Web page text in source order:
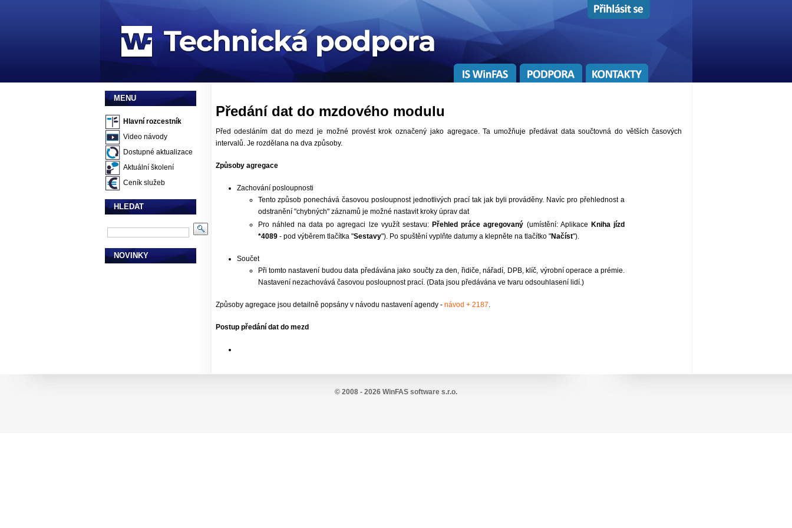
MENU
Hlavní rozcestník
Video návody
Dostupné aktualizace
Aktuální školení
Ceník služeb
HLEDAT
NOVINKY
Předání dat do mzdového modulu
Před odesláním dat do mezd je možné provést krok označený jako agregace. Ta umožňuje předávat data součtovná do větších časových
intervalů. Je rozdělana na dva způsoby.
Způsoby agregace
Zachování posloupnosti
Tento způsob ponechává časovou posloupnost jednotlivých prací tak jak byli prováděny. Navíc pro přehlednost a
odstranění "chybných" záznamů je možné nastavit kroky úprav dat
Pro náhled na data po agregaci lze využít sestavu: Přehled práce agregovaný (umístění: Aplikace Kniha jízd
*4089- pod výběrem tlačítka "Sestavy"). Po spuštění vyplňte datumy a klepněte na tlačítko "Načíst").
Součet
Při tomto nastavení budou data předávána jako součty za den, řidiče, nářadí, DPB, klíč, výrobní operace a prémie.
Nastavení nezachovává časovou posloupnost prací. (Data jsou předávána ve tvaru odsouhlasení lidí.)
Způsoby agregace jsou detailně popsány v návodu nastavení agendy - návod + 2187.
Postup předání dat do mezd
© 2008 - 2026 WinFAS software s.r.o.